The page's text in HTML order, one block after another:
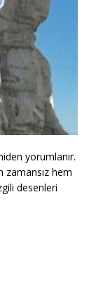
yorumlanır.
zamansız hem
desenleri